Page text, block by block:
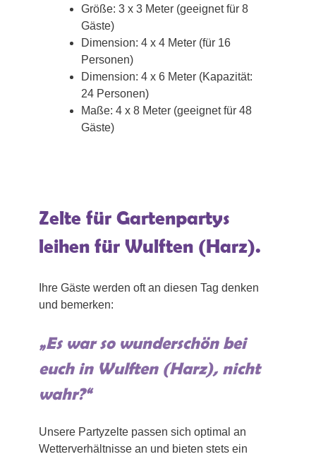
Größe: 3 x 3 Meter (geeignet für 8
Gäste)
Dimension: 4 x 4 Meter (für 16
Personen)
Dimension: 4 x 6 Meter (Kapazität:
24 Personen)
Maße: 4 x 8 Meter (geeignet für 48
Gäste)
Zelte für Gartenpartys
leihen für Wulften (Harz).
Ihre Gäste werden oft an diesen Tag denken
und bemerken:
„Es war so wunderschön bei
euch in Wulften (Harz), nicht
wahr?“
Unsere Partyzelte passen sich optimal an
Wetterverhältnisse an und bieten stets ein